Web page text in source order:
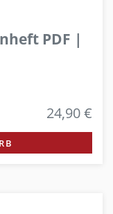
PDF |
24,90 €